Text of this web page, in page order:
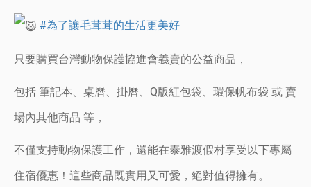
#為了讓毛茸茸的生活更美好
只要購買台灣動物保護協進會義賣的公益商品，
包括 筆記本、桌曆、掛曆、Q版紅包袋、環保帆布袋 或 賣
場內其他商品 等，
不僅支持動物保護工作，還能在泰雅渡假村享受以下專屬
住宿優惠！這些商品既實用又可愛，絕對值得擁有。